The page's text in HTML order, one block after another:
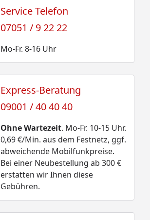
Service Telefon
07051 / 9 22 22
Mo-Fr. 8-16 Uhr
Express-Beratung
09001 / 40 40 40
Ohne Wartezeit. Mo-Fr. 10-15 Uhr.
0,69 €/Min. aus dem Festnetz, ggf.
abweichende Mobilfunkpreise.
Bei einer Neubestellung ab 300 €
erstatten wir Ihnen diese
Gebühren.